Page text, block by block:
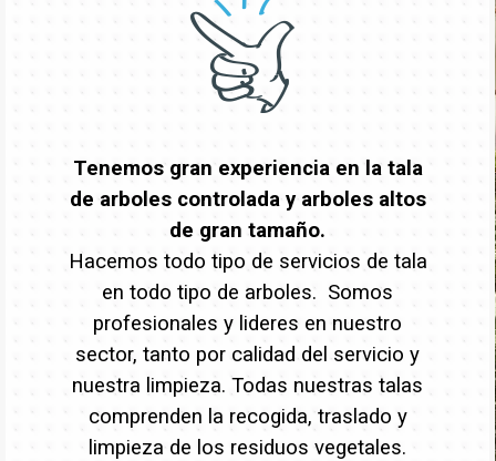
Tenemos gran experiencia en la tala
de arboles controlada y arboles altos
de gran tamaño.
Hacemos todo tipo de servicios de tala
en todo tipo de arboles. Somos
profesionales y lideres en nuestro
sector, tanto por calidad del servicio y
nuestra limpieza. Todas nuestras talas
comprenden la recogida, traslado y
limpieza de los residuos vegetales.